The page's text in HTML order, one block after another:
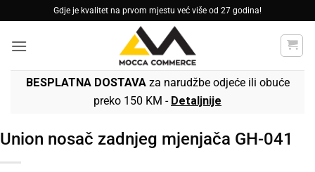
to
content
Gdje je kvalitet na prvom mjestu već više od 27 godina!
BESPLATNA DOSTAVAza narudžbe odjeće ili obuće
preko 150 KM - Detaljnije
Union nosač zadnjeg mjenjača GH-041